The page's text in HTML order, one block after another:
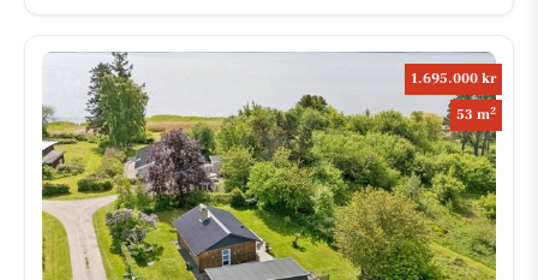
1.695.000 kr
53 m2